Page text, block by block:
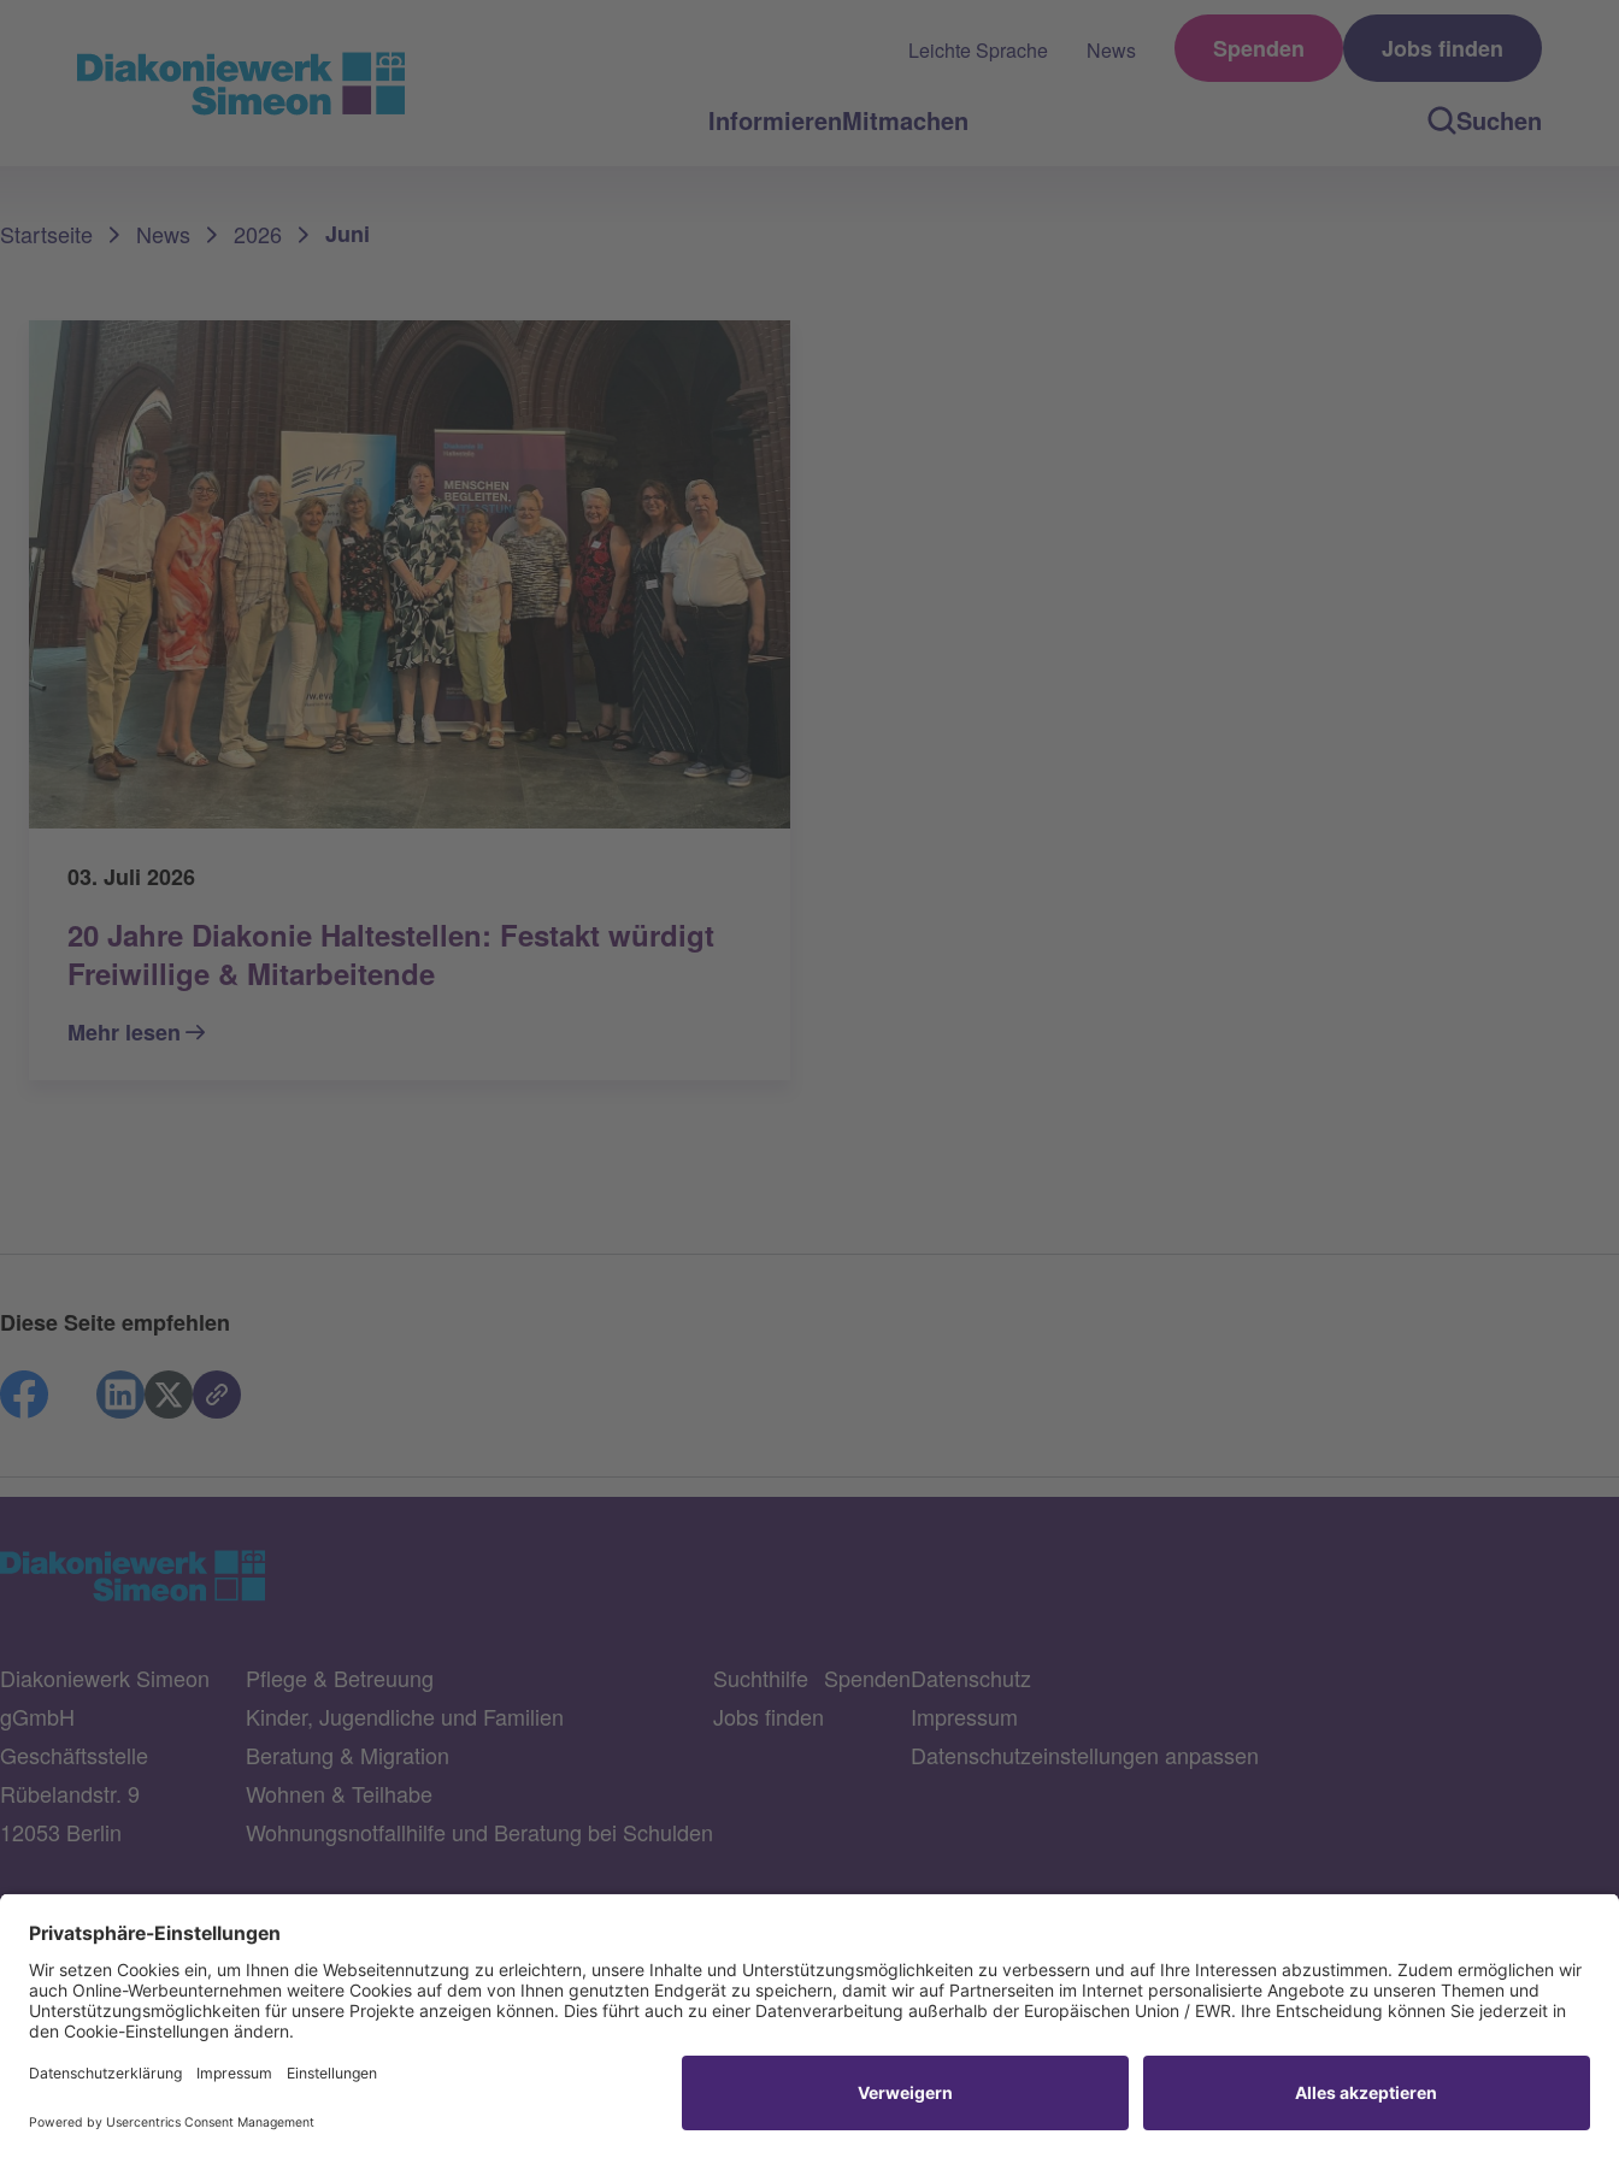
InformierenMitmachen Suchen
Leichte Sprache News Spenden Jobs finden
Startseite News 2026 Juni
03. Juli 2026
20 Jahre Diakonie Haltestellen: Festakt würdigt
Freiwillige & Mitarbeitende
Mehr lesen
Diese Seite empfehlen
Diakoniewerk Simeon
gGmbH
Geschäftsstelle
Rübelandstr. 9
12053 Berlin
Pflege & Betreuung
Kinder, Jugendliche und Familien
Beratung & Migration
Wohnen & Teilhabe
Wohnungsnotfallhilfe und Beratung bei Schulden
Suchthilfe
Jobs finden
SpendenDatenschutz
Impressum
Datenschutzeinstellungen anpassen
© 2026 Diakoniewerk Simeon gGmbH
Bank für Kirche und Diakonie
IBAN: DE90350601900000030007
IBAN kopieren Direkt Online